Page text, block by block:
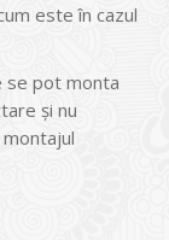
este în cazul
se pot monta
şi nu